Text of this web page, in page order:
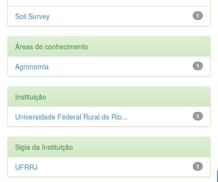
1
Soil Survey
Áreas de conhecimento
1
Agronomia
Instituição
1
Universidade Federal Rural do Rio...
Sigla da Instituição
1
UFRRJ